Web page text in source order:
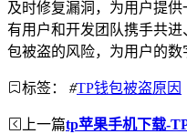
及时修复漏洞，为用户提
有用户和开发团队携手共
包被盗的风险，为用户的数
标签： #TP钱包被盗原因
上一篇tp苹果手机下载-